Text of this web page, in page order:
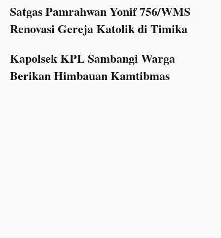
Satgas Pamrahwan Yonif 756/WMS
Renovasi Gereja Katolik di Timika
Kapolsek KPL Sambangi Warga
Berikan Himbauan Kamtibmas